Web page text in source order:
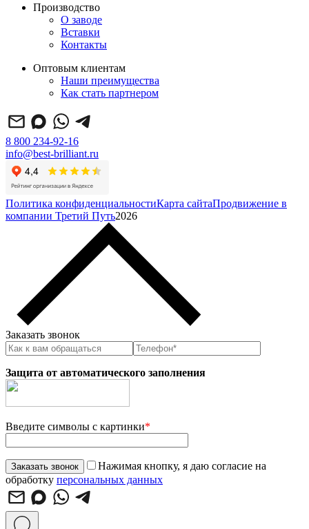
Производство
О заводе
Вставки
Контакты
Оптовым клиентам
Наши преимущества
Как стать партнером
8 800 234-92-16
info@best-brilliant.ru
Политика конфиденциальностиКарта сайтаПродвижение в
компании Третий Путь2026
Заказать звонок
Защита от автоматического заполнения
Введите символы с картинки*
Нажимая кнопку, я даю согласие на
обработку персональных данных